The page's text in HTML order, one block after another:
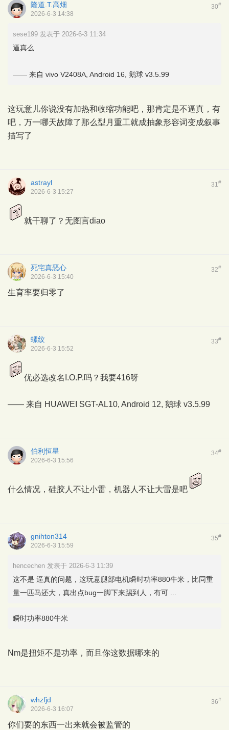
30#
隆道.T.高畑
2026-6-3 14:38
sese199 发表于 2026-6-3 11:34
逼真么
—— 来自 vivo V2408A, Android 16, 鹅球 v3.5.99
这玩意儿你说没有加热和收缩功能吧，那肯定是不逼真，有
吧，万一哪天故障了那么型月重工就成抽象形容词变成叙事
描写了
31#
astrayl
2026-6-3 15:27
就干聊了？无图言diao
32#
死宅真恶心
2026-6-3 15:40
生育率要归零了
33#
螺纹
2026-6-3 15:52
优必选改名I.O.P.吗？我要416呀
—— 来自 HUAWEI SGT-AL10, Android 12, 鹅球 v3.5.99
34#
伯利恒星
2026-6-3 15:56
什么情况，硅胶人不让小雷，机器人不让大雷是吧
35#
gnihton314
2026-6-3 15:59
hencechen 发表于 2026-6-3 11:39
这不是 逼真的问题，这玩意腿部电机瞬时功率880牛米，比同重
量一匹马还大，真出点bug一脚下来踢到人，有可 ...
瞬时功率880牛米
Nm是扭矩不是功率，而且你这数据哪来的
36#
whzfjd
2026-6-3 16:07
你们要的东西一出来就会被监管的